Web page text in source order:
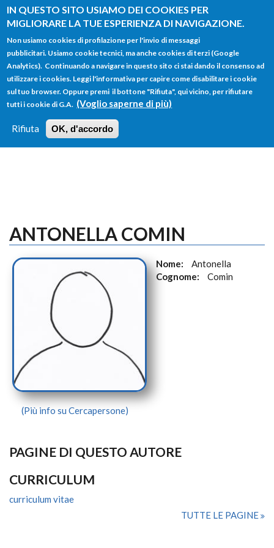
IN QUESTO SITO USIAMO DEI COOKIES PER
MIGLIORARE LA TUE ESPERIENZA DI NAVIGAZIONE.
Non usiamo cookies di profilazione per l'invio di messaggi
pubblicitari. Usiamo cookie tecnici, ma anche cookies di terzi (Google
Analytics). Continuando a navigare in questo sito ci stai dando il consenso ad
utilizzare i cookies. Leggi l'informativa per capire come disabilitare i cookie
sul tuo browser. Oppure premi il bottone "Rifiuta", qui vicino, per rifiutare
tutti i cookie di G.A. (Voglio saperne di più)
Rifiuta OK, d'accordo
Salta al contenuto principale
FORM
DI
RICERCA
Main menu
HOME TUTTI I PROFILI
LOGIN
ANTONELLA COMIN
Nome:
Antonella
Cognome:
Comin
(Più info su Cercapersone)
PAGINE DI QUESTO AUTORE
CURRICULUM
curriculum vitae
TUTTE LE PAGINE